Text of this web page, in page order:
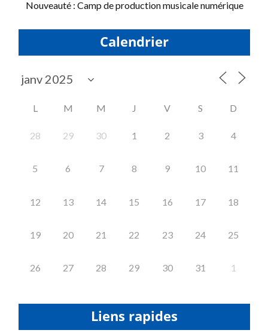
Nouveauté : Camp de production musicale numérique
Calendrier
L M M J V S D
28 29 30 1 2 3 4
5 6 7 8 9 10 11
12 13 14 15 16 17 18
19 20 21 22 23 24 25
26 27 28 29 30 31 1
Liens rapides